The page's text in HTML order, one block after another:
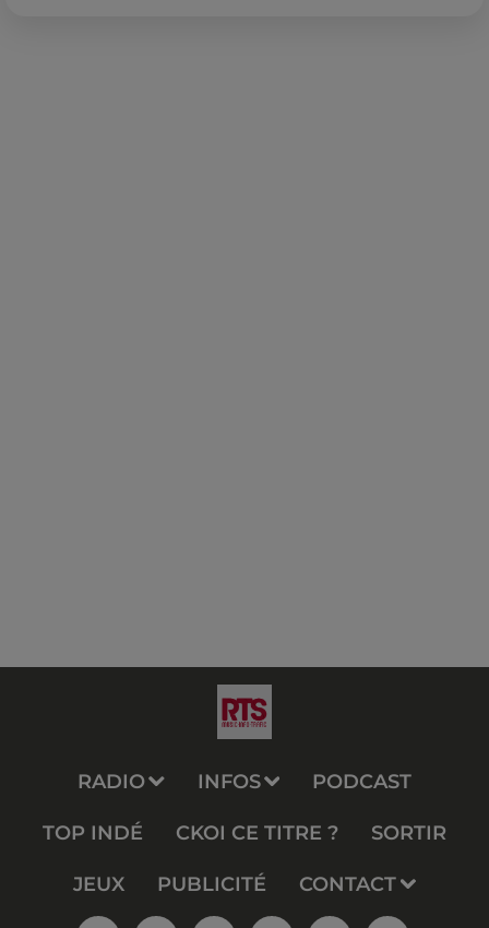
RADIO INFOS PODCAST
TOP INDÉ CKOI CE TITRE ? SORTIR
JEUX PUBLICITÉ CONTACT